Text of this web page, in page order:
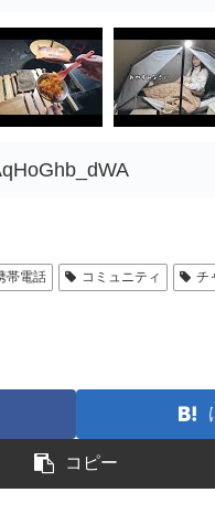
帯電話 コミュニティ チ
コピー